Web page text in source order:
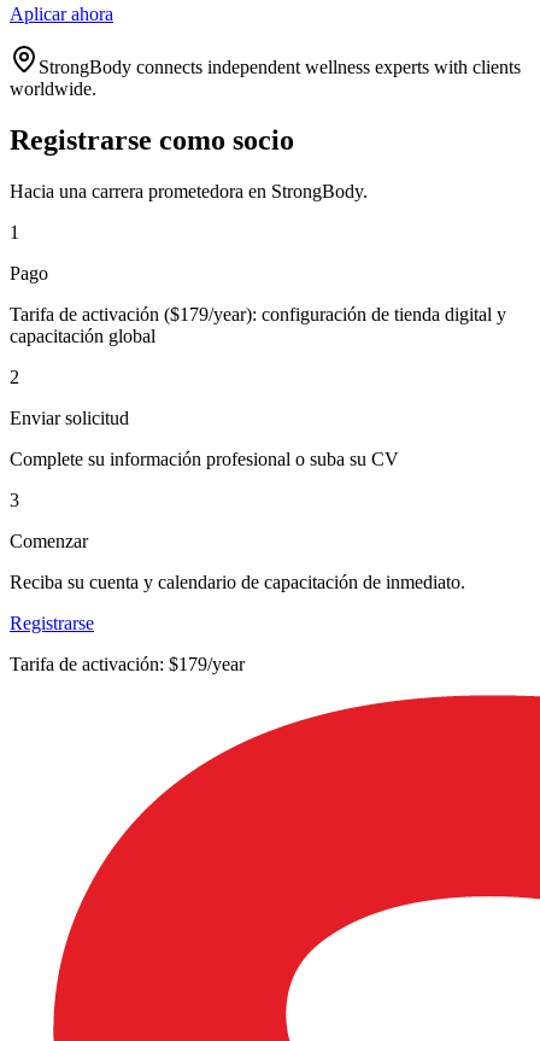
Aplicar ahora
StrongBody connects independent wellness experts with clients
worldwide.
Registrarse como socio
Hacia una carrera prometedora en StrongBody.
1
Pago
Tarifa de activación ($179/year): configuración de tienda digital y
capacitación global
2
Enviar solicitud
Complete su información profesional o suba su CV
3
Comenzar
Reciba su cuenta y calendario de capacitación de inmediato.
Registrarse
Tarifa de activación: $179/year